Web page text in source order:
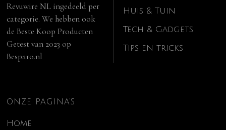
Revuwire NL ingedeeld per
categorie. We hebben ook
deBeste Koop Producten
Getest van 2023 op
Besparo.nl
Huis & Tuin
Tech & Gadgets
Tips en tricks
ONZE PAGINA’S
Home